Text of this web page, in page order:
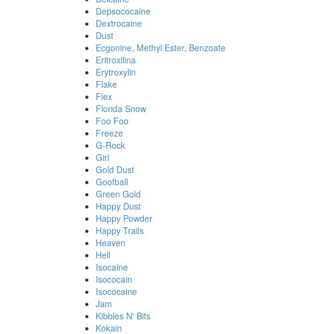
Depsococaine
Dextrocaine
Dust
Ecgonine, Methyl Ester, Benzoate
Eritroxilina
Erytroxylin
Flake
Flex
Florida Snow
Foo Foo
Freeze
G-Rock
Girl
Gold Dust
Goofball
Green Gold
Happy Dust
Happy Powder
Happy Trails
Heaven
Hell
Isocaine
Isococain
Isococaine
Jam
Kibbles N' Bits
Kokain